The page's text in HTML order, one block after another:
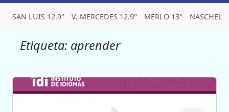
SAN LUIS 12.9° V. MERCEDES 12.9° MERLO 13° NASCHEL
Etiqueta: aprender